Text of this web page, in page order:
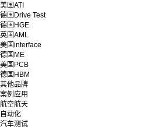
美国ATI
德国Drive Test
德国HGE
英国AML
美国interface
德国ME
美国PCB
德国HBM
其他品牌
案例应用
航空航天
自动化
汽车测试